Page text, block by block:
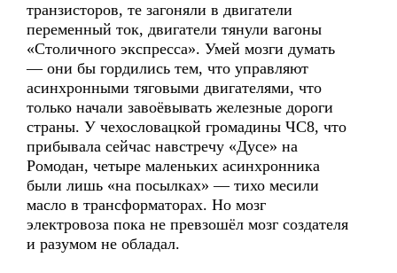
транзисторов, те загоняли в двигатели
переменный ток, двигатели тянули вагоны
«Столичного экспресса». Умей мозги думать
— они бы гордились тем, что управляют
асинхронными тяговыми двигателями, что
только начали завоёвывать железные дороги
страны. У чехословацкой громадины ЧС8, что
прибывала сейчас навстречу «Дусе» на
Ромодан, четыре маленьких асинхронника
были лишь «на посылках» — тихо месили
масло в трансформаторах. Но мозг
электровоза пока не превзошёл мозг создателя
и разумом не обладал.